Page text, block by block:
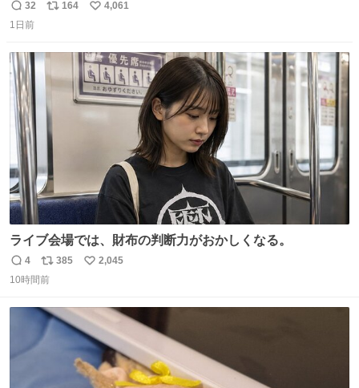
ール価格になってる🖤✨レザーなのが反則級にかわいい。
持ってるだけでコーデが格上げされる。
返
信
32
リ
数
164
い
数
4,061
1日前
ライブ会場では、財布の判断力がおかしくなる。
返
信
4
リ
ポ
ト
数
385
い
数
2,045
10時間前